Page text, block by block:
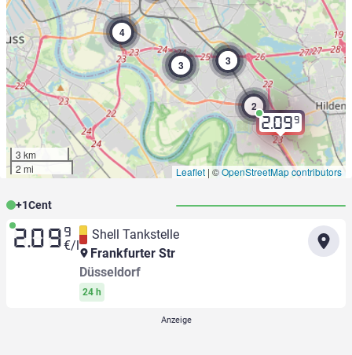
2.099
2
3
3
4
3 km
2 mi
Leaflet | ©OpenStreetMap contributors
+1Cent
2.09 9
€/l
Shell Tankstelle
Frankfurter Str
Düsseldorf
24 h